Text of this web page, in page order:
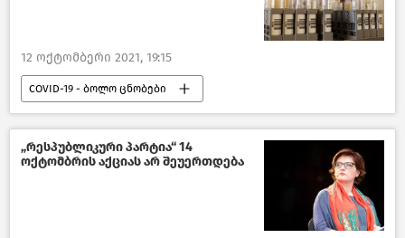
12 ოქტომბერი 2021, 19:15
COVID-19 - ბოლო ცნობები
საზოგადოება ახალი ამბები
COVID-19
„რესპუბლიკური პარტია“ 14
ოქტომბრის აქციას არ შეუერთდება